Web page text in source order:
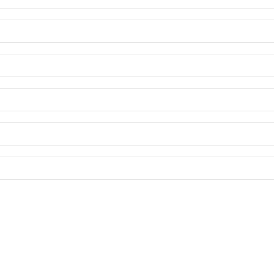
o del prepuzio
o noduli sul pene,
biancastre e rosse,sulla superficie interna del
questi sintomi sia sempre associata a un tumore del
dei sintomi bisognerà rivolgersi al medico per
dall’infezione da Papillomavirus (HPV),infezione
attraverso il contatto con cute o mucose. In
ad alto rischio di trasformazione
(fimosi), quando il prepuzio è difficile da retrarre,
il rischio di sviluppare alcuni tipi di tumori del
precoce del primo rapporto sessuale
di base, o lo specialista, raccolgono informazioni sui
la visita, viene effettuata una prima analisi del
potrebbe prescrivere unabiopsia, un esame che
nodulo o di tessuto che non ha un aspetto normale
di tessuto
eseguiti altri test per verificare se le cellule
con il tumore del pene. La scelta dipende da
della persona (leggi laBufala).
tutti gli stadi del tumore al pene. La massa tumorale
viene tagliato dalla pelle a strati sottili. Durante
al microscopio per verificare la presenza di
si incontra il tessuto sano. Questo tipo di intervento
il cancro sulla pelle
prevenire il tumore del pene ma sicuramente è
il rischio di contrarre
il rischio di tumore del pene di 3-5 volte. Ci
linfonodi vicini, in altri tessuti e di diffondersi a distanza
gravità clinica che può portare anche alla morte.
in maniera precisa e puntuale sul decorso della
possibile il percorso che la attende.
dell’eventuale terapia possono causare
EAU.